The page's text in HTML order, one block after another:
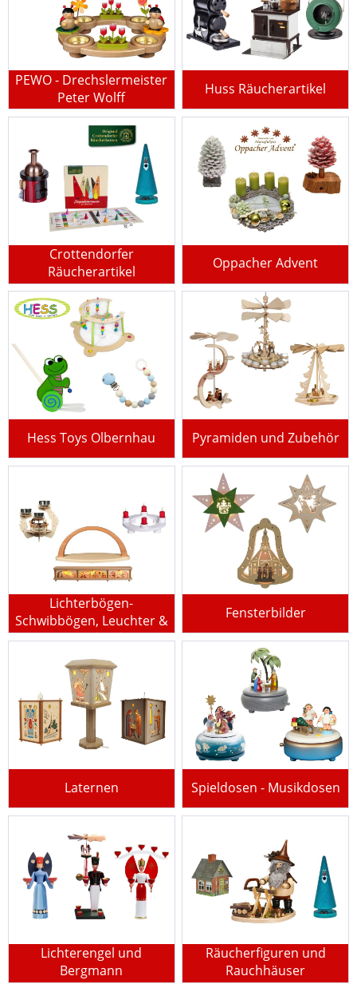
PEWO - Drechslermeister
Peter Wolff
Huss Räucherartikel
Crottendorfer
Räucherartikel
Oppacher Advent
Hess Toys Olbernhau Pyramiden und Zubehör
Lichterbögen-
Schwibbögen, Leuchter &
Fensterbänke
Fensterbilder
Laternen Spieldosen - Musikdosen
Lichterengel und
Bergmann
Räucherfiguren und
Rauchhäuser